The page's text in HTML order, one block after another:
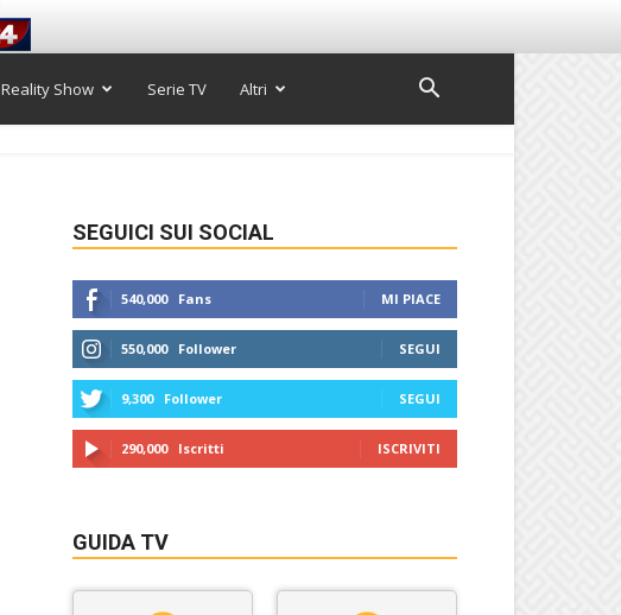
Reality Show Serie TV Altri
SEGUICI SUI SOCIAL
540,000 Fans MI PIACE
550,000 Follower SEGUI
9,300 Follower SEGUI
290,000 Iscritti ISCRIVITI
GUIDA TV